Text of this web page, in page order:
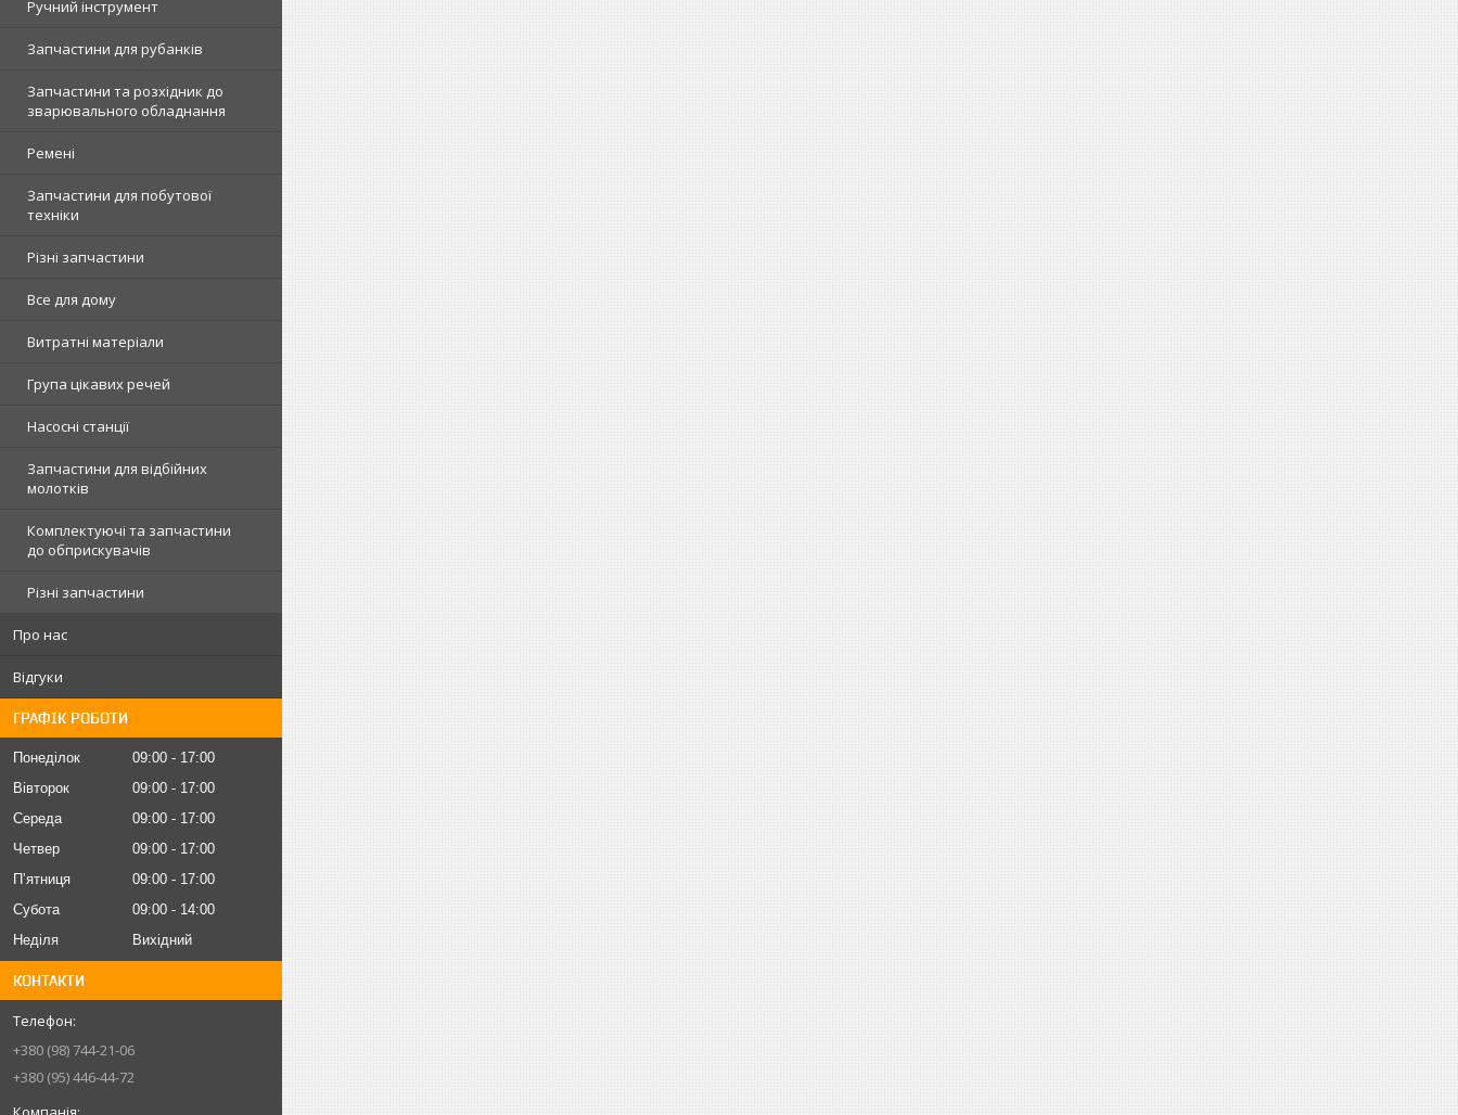
Ручний інструмент
Запчастини для рубанків
Запчастини та розхідник до
зварювального обладнання
Ремені
Запчастини для побутової
техніки
Різні запчастини
Все для дому
Витратні матеріали
Група цікавих речей
Насосні станції
Запчастини для відбійних
молотків
Комплектуючі та запчастини
до обприскувачів
Різні запчастини
Про нас
Відгуки
ГРАФІК РОБОТИ
Понеділок 09:00
17:00
Вівторок
09:00
17:00
Середа
09:00
17:00
Четвер
09:00
17:00
Пʼятниця
09:00
17:00
Субота
09:00
14:00
Неділя
Вихідний
КОНТАКТИ
+380 (98) 744-21-06
+380 (95) 446-44-72